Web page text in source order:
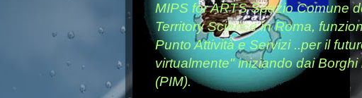
MIPS for ARTS Spazio Comune
Territory Science in Roma,
Punto Attività e Servizi ..per il
virtualmente" iniziando dai
(PIM).